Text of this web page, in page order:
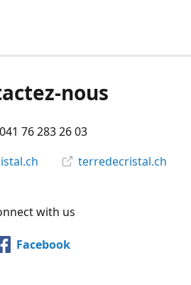
nous
76 283 26 03
terredecristal.ch
with us
Facebook